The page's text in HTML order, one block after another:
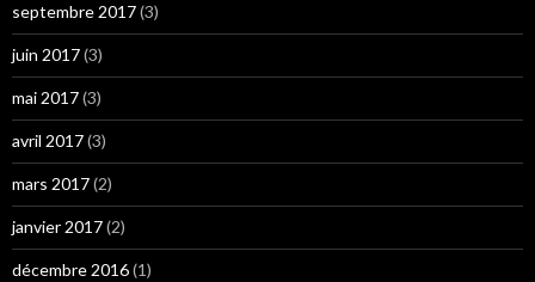
septembre 2017(3)
juin 2017(3)
mai 2017(3)
avril 2017(3)
mars 2017(2)
janvier 2017(2)
décembre 2016(1)